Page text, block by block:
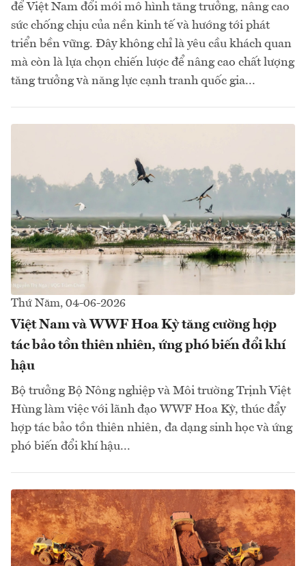
để Việt Nam đổi mới mô hình tăng trưởng, nâng cao
sức chống chịu của nền kinh tế và hướng tới phát
triển bền vững. Đây không chỉ là yêu cầu khách quan
mà còn là lựa chọn chiến lược để nâng cao chất lượng
tăng trưởng và năng lực cạnh tranh quốc gia...
Thứ Năm, 04-06-2026
Việt Nam và WWF Hoa Kỳ tăng cường hợp
tác bảo tồn thiên nhiên, ứng phó biến đổi khí
hậu
Bộ trưởng Bộ Nông nghiệp và Môi trường Trịnh Việt
Hùng làm việc với lãnh đạo WWF Hoa Kỳ, thúc đẩy
hợp tác bảo tồn thiên nhiên, đa dạng sinh học và ứng
phó biến đổi khí hậu...